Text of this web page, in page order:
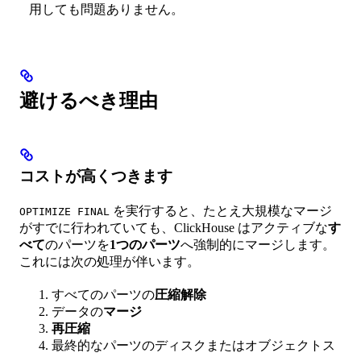
用しても問題ありません。
避けるべき理由
コストが高くつきます
OPTIMIZE FINAL
を実行すると、たとえ大規模なマージ
がすでに行われていても、ClickHouse はアクティブなす
べてのパーツを1つのパーツへ強制的にマージします。
これには次の処理が伴います。
すべてのパーツの圧縮解除
データのマージ
再圧縮
最終的なパーツのディスクまたはオブジェクトス